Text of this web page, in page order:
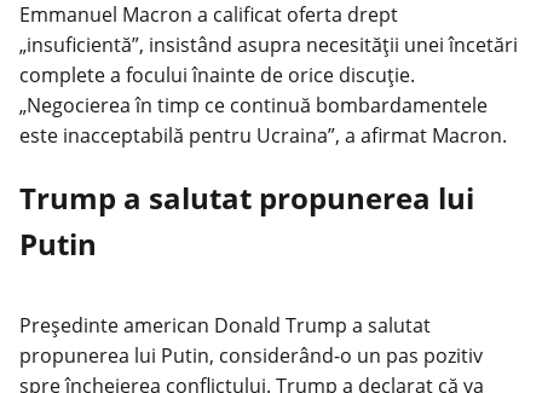
Emmanuel Macron a calificat oferta drept
„insuficientă”, insistând asupra necesității unei încetări
complete a focului înainte de orice discuție.
„Negocierea în timp ce continuă bombardamentele
este inacceptabilă pentru Ucraina”, a afirmat Macron.
Trump a salutat propunerea lui
Putin
Președinte american Donald Trump a salutat
propunerea lui Putin, considerând-o un pas pozitiv
spre încheierea conflictului. Trump a declarat că va